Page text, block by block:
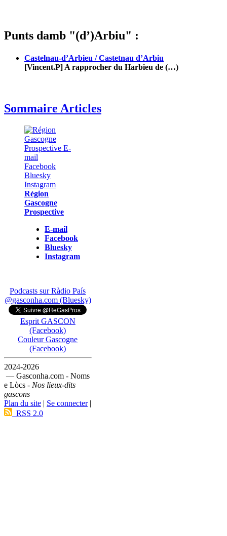
Punts damb "(d’)Arbiu" :
Castelnau-d’Arbieu / Castetnau d’Arbiu
[Vincent.P] A rapprocher du Harbieu de (…)
Sommaire Articles
Région
Gascogne
Prospective
E-mail
Facebook
Bluesky
Instagram
Podcasts sur Ràdio País
@gasconha.com (Bluesky)
Esprit GASCON
(Facebook)
Couleur Gascogne
(Facebook)
2024-2026
— Gasconha.com - Noms
e Lòcs - Nos lieux-dits
gascons
Plan du site | Se connecter|
RSS 2.0